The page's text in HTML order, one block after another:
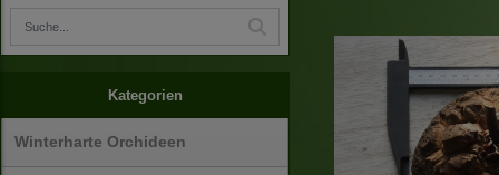
Kategorien
Winterharte Orchideen